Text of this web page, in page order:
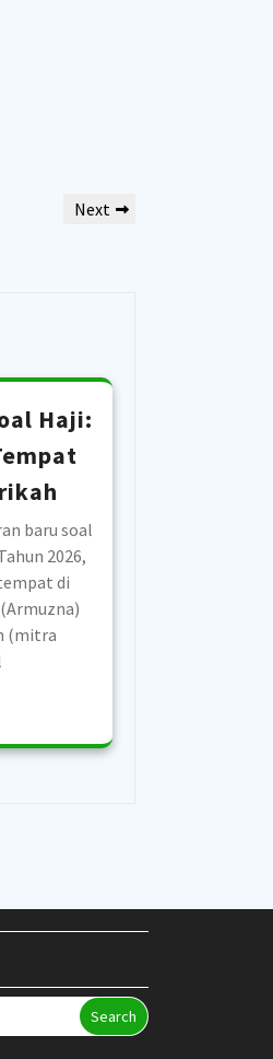
Next
Next
Haji:
baru soal
2026,
di
(mitra
Search